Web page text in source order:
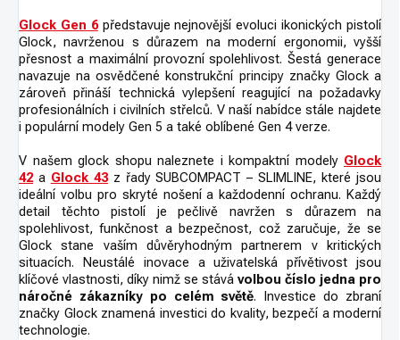
Glock Gen 6představuje nejnovější evoluci ikonických pistolí
Glock, navrženou s důrazem na moderní ergonomii, vyšší
přesnost a maximální provozní spolehlivost. Šestá generace
navazuje na osvědčené konstrukční principy značky Glock a
zároveň přináší technická vylepšení reagující na požadavky
profesionálních i civilních střelců. V naší nabídce stále najdete
i populární modely Gen 5 a také oblíbené Gen 4 verze.
V našem glock shopu naleznete i kompaktní modely Glock
42a Glock 43z řady SUBCOMPACT – SLIMLINE, které jsou
ideální volbu pro skryté nošení a každodenní ochranu. Každý
detail těchto pistolí je pečlivě navržen s důrazem na
spolehlivost, funkčnost a bezpečnost, což zaručuje, že se
Glock stane vaším důvěryhodným partnerem v kritických
situacích. Neustálé inovace a uživatelská přívětivost jsou
klíčové vlastnosti, díky nimž se stává volbou číslo jedna pro
náročné zákazníky po celém světě. Investice do zbraní
značky Glock znamená investici do kvality, bezpečí a moderní
technologie.